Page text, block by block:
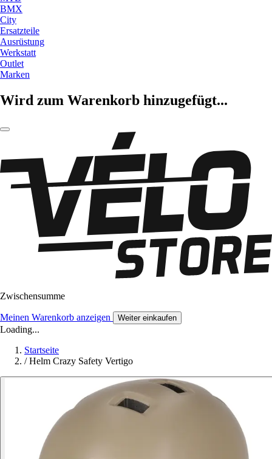
BMX
City
Ersatzteile
Ausrüstung
Werkstatt
Outlet
Marken
Wird zum Warenkorb hinzugefügt...
Zwischensumme
Meinen Warenkorb anzeigen Weiter einkaufen
Loading...
Startseite
/ Helm Crazy Safety Vertigo